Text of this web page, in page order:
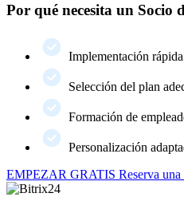
Por qué necesita un Socio
Implementación
Selección del plan
Formación de
Personalización
EMPEZAR GRATIS Reserva una